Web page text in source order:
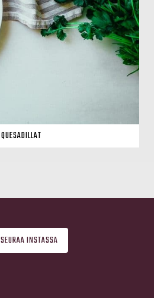
QUESADILLAT
SEURAA INSTASSA